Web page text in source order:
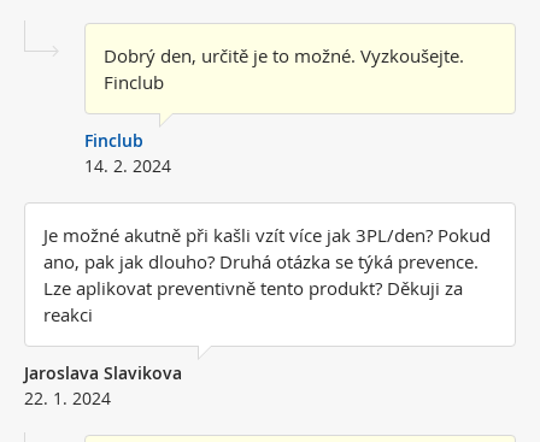
Dobrý den, určitě je to možné. Vyzkoušejte.
Finclub
Finclub
14. 2. 2024
Je možné akutně při kašli vzít více jak 3PL/den? Pokud
ano, pak jak dlouho? Druhá otázka se týká prevence.
Lze aplikovat preventivně tento produkt? Děkuji za
reakci
Jaroslava Slavikova
22. 1. 2024